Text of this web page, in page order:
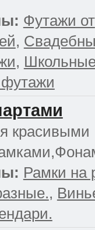
Футажи от
,
,
красивыми
Рамки на
,